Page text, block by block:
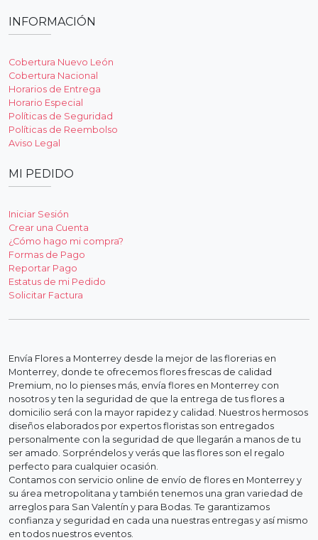
INFORMACIÓN
Cobertura Nuevo León
Cobertura Nacional
Horarios de Entrega
Horario Especial
Políticas de Seguridad
Políticas de Reembolso
Aviso Legal
MI PEDIDO
Iniciar Sesión
Crear una Cuenta
¿Cómo hago mi compra?
Formas de Pago
Reportar Pago
Estatus de mi Pedido
Solicitar Factura
Envía Flores a Monterrey desde la mejor de las florerias en
Monterrey, donde te ofrecemos flores frescas de calidad
Premium, no lo pienses más, envía flores en Monterrey con
nosotros y ten la seguridad de que la entrega de tus flores a
domicilio será con la mayor rapidez y calidad. Nuestros hermosos
diseños elaborados por expertos floristas son entregados
personalmente con la seguridad de que llegarán a manos de tu
ser amado. Sorpréndelos y verás que las flores son el regalo
perfecto para cualquier ocasión.
Contamos con servicio online de envío de flores en Monterrey y
su área metropolitana y también tenemos una gran variedad de
arreglos para San Valentín y para Bodas. Te garantizamos
confianza y seguridad en cada una nuestras entregas y así mismo
en todos nuestros eventos.